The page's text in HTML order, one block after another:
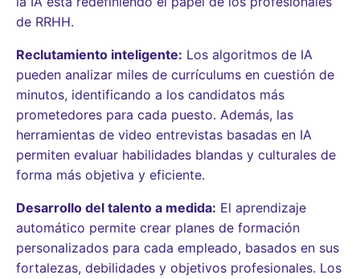
de RRHH.
Reclutamiento inteligente: Los algoritmos de IA
pueden analizar miles de currículums en cuestión de
minutos, identificando a los candidatos más
prometedores para cada puesto. Además, las
herramientas de video entrevistas basadas en IA
permiten evaluar habilidades blandas y culturales de
forma más objetiva y eficiente.
Desarrollo del talento a medida: El aprendizaje
automático permite crear planes de formación
personalizados para cada empleado, basados en sus
fortalezas, debilidades y objetivos profesionales. Los